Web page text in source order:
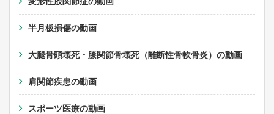
半月板損傷の動画
大腿骨頭壊死・膝関節骨壊死（離断性骨軟骨炎）の動画
肩関節疾患の動画
スポーツ医療の動画